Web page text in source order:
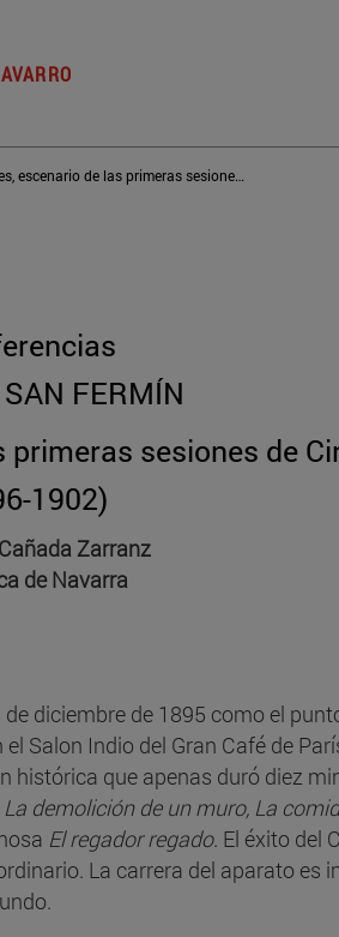
Los Sanfermines, escenario de las primeras sesiones de Cinematógrafo (1896-1902)
FERMÍN
sesiones de
1902)
Zarranz
de Navarra
diciembre de 1895 como el
Salon Indio del Gran Café de
histórica que apenas duró diez
La demolición de un muro, La
El regador regado. El éxito del
La carrera del aparato es